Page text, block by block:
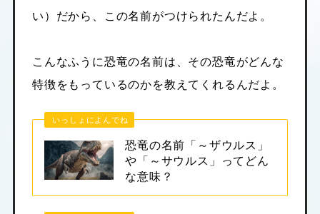
い）だから、この名前がつけられたんだよ。
こんなふうに恐竜の名前は、その恐竜がどんな
特徴をもっているのかを教えてくれるんだよ。
いっしょによんでね
恐竜の名前「～ザウルス」
や「～サウルス」ってどん
な意味？